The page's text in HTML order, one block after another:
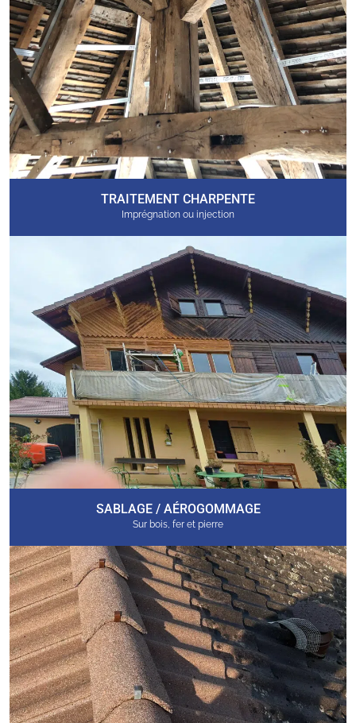
TRAITEMENT CHARPENTE
Imprégnation ou injection
SABLAGE / AÉROGOMMAGE
Sur bois, fer et pierre